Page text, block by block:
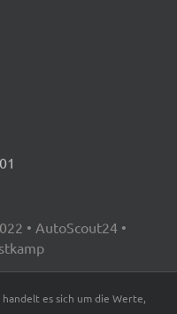
es sich um die Werte,